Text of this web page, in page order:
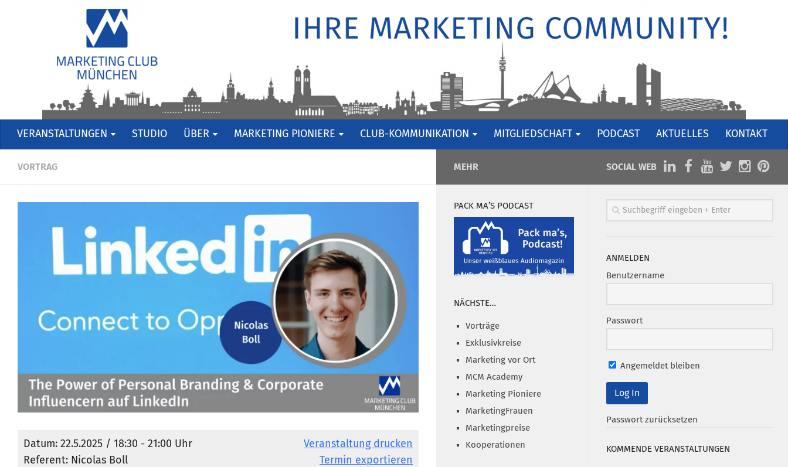
VERANSTALTUNGEN STUDIO ÜBER MARKETING PIONIERE CLUB-KOMMUNIKATION MITGLIEDSCHAFT PODCAST AKTUELLES KONTAKT
VORTRAG
Veranstaltung drucken
Termin exportieren
Datum: 22.5.2025 / 18:30 - 21:00 Uhr
Referent: Nicolas Boll
SOCIAL WEB
ANMELDEN
Benutzername
Passwort
Angemeldet bleiben
Passwort zurücksetzen
KOMMENDE VERANSTALTUNGEN
MEHR
PACK MA’S PODCAST
NÄCHSTE…
Vorträge
Exklusivkreise
Marketing vor Ort
MCM Academy
Marketing Pioniere
MarketingFrauen
Marketingpreise
Kooperationen